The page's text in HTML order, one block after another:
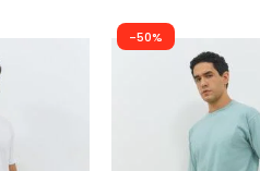
-50%